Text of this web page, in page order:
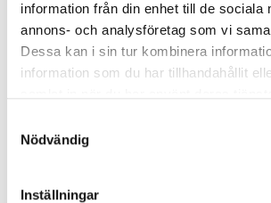
information från din enhet till de sociala
annons- och analysföretag som vi
Dessa kan i sin tur kombinera
information som du har tillhandahållit
Nödvändig
Inställningar